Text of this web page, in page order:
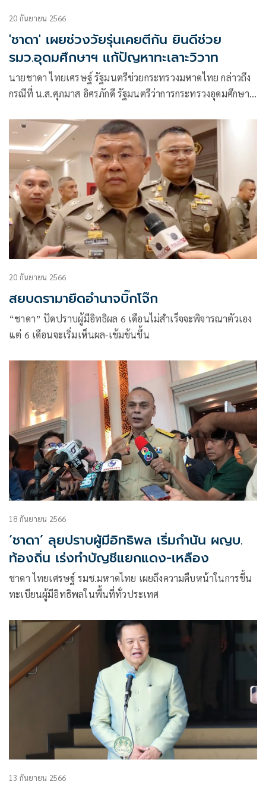
20 กันยายน 2566
'ชาดา' เผยช่วงวัยรุ่นเคยตีกัน ยินดีช่วย
รมว.อุดมศึกษาฯ แก้ปัญหาทะเลาะวิวาท
นายชาดา ไทยเศรษฐ์ รัฐมนตรีช่วยกระทรวงมหาดไทย กล่าวถึง
กรณีที่ น.ส.ศุภมาส อิศรภักดี รัฐมนตรีว่าการกระทรวงอุดมศึกษา
แก้ปัญหารับน้องโหดในมหาวิทยาลัย
20 กันยายน 2566
สยบดรามายึดอำนาจบิ๊กโจ๊ก
“ชาดา” ปัดปราบผู้มีอิทธิผล 6 เดือนไม่สำเร็จจะพิจารณาตัวเอง
แต่ 6 เดือนจะเริ่มเห็นผล-เข้มข้นขึ้น
18 กันยายน 2566
‘ชาดา’ ลุยปราบผู้มีอิทธิพล เริ่มกำนัน ผญบ.
ท้องถิ่น เร่งทำบัญชีแยกแดง-เหลือง
ชาดา ไทยเศรษฐ์ รมช.มหาดไทย เผยถึงความคืบหน้าในการขึ้น
ทะเบียนผู้มีอิทธิพลในพื้นที่ทั่วประเทศ
13 กันยายน 2566